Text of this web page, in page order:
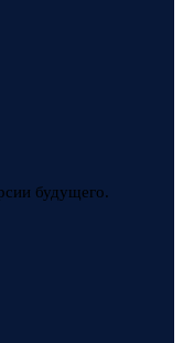
будущего.